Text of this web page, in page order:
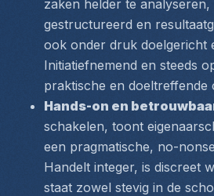
zaken helder te
gestructureerd en
ook onder druk doelgericht
Initiatiefnemend en steeds
praktische en doeltreffende
Hands-on en
schakelen, toont
een pragmatische, no-
Handelt integer, is discreet
staat zowel stevig in de